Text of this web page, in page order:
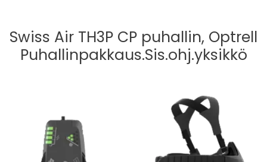
Swiss Air TH3P CP puhallin, Optrell
Puhallinpakkaus.Sis.ohj.yksikkö